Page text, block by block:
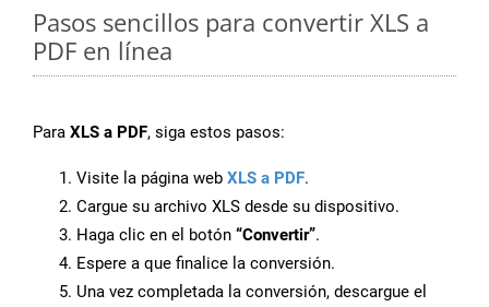
Pasos sencillos para convertir XLS a
PDF en línea
Para XLS a PDF, siga estos pasos:
Visite la página web XLS a PDF.
Cargue su archivo XLS desde su dispositivo.
Haga clic en el botón “Convertir”.
Espere a que finalice la conversión.
Una vez completada la conversión, descargue el